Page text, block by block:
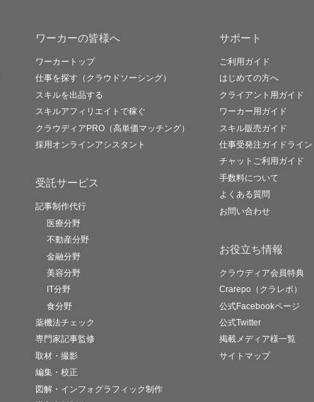
ワーカーの皆様へ
ワーカートップ
仕事を探す（クラウドソーシング）
スキルを出品する
スキルアフィリエイトで稼ぐ
クラウディアPRO（高単価マッチング）
採用オンラインアシスタント
受託サービス
記事制作代行
医療分野
不動産分野
金融分野
美容分野
IT分野
食分野
薬機法チェック
専門家記事監修
取材・撮影
編集・校正
図解・インフォグラフィック制作
サポート
ご利用ガイド
はじめての方へ
クライアント用ガイド
ワーカー用ガイド
スキル販売ガイド
仕事受発注ガイドライン
チャットご利用ガイド
手数料について
よくある質問
お問い合わせ
お役立ち情報
クラウディア会員特典
Crarepo（クラレポ）
公式Facebookページ
公式Twitter
掲載メディア様一覧
サイトマップ